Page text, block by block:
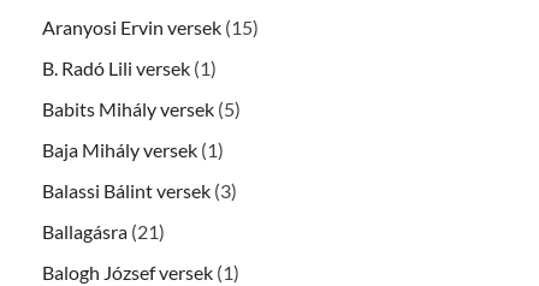
Aranyosi Ervin versek (15)
B. Radó Lili versek (1)
Babits Mihály versek (5)
Baja Mihály versek (1)
Balassi Bálint versek (3)
Ballagásra (21)
Balogh József versek (1)